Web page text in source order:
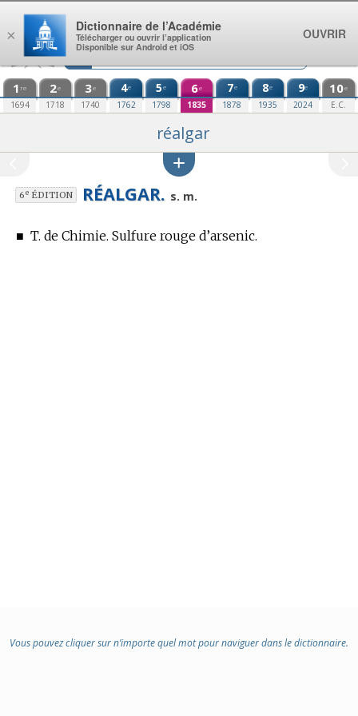
Aller au contenu
1 re
1694
2e
1718
3e
1740
4e
1762
5e
1798
6e
1835
7e
1878
8e
1935
9e
2024
10e
E.C.
réalgar
6eÉDITION RÉALGAR. s. m.
■ T. de Chimie. Sulfure rouge d’arsenic.
Vous pouvez cliquer sur n’importe quel mot pour naviguer dans le dictionnaire.
×
Dictionnaire de l’Académie
Télécharger ou ouvrir l’application
Disponible sur Android et iOS
OUVRIR